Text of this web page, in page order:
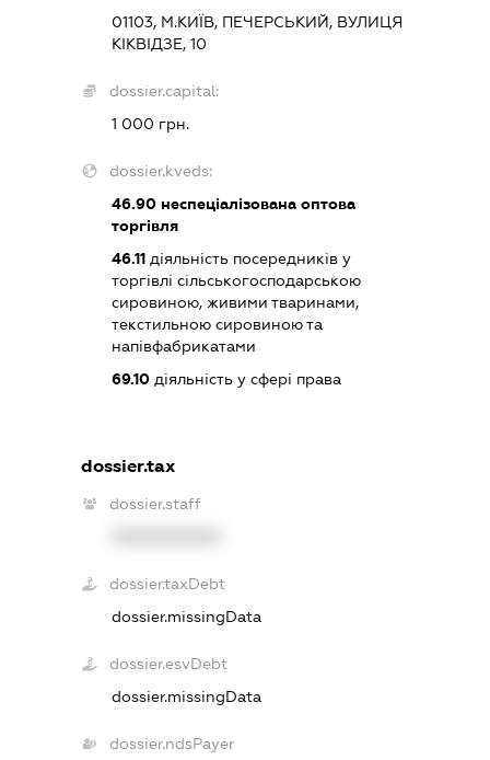
01103, М.КИЇВ, ПЕЧЕРСЬКИЙ, ВУЛИЦЯ
КІКВІДЗЕ, 10
dossier.capital:
1 000 грн.
dossier.kveds:
46.90неспеціалізована оптова
торгівля
46.11діяльність посередників у
торгівлі сільськогосподарською
сировиною, живими тваринами,
текстильною сировиною та
напівфабрикатами
69.10діяльність у сфері права
dossier.tax
dossier.staff
dossier.taxDebt
dossier.missingData
dossier.esvDebt
dossier.missingData
dossier.ndsPayer